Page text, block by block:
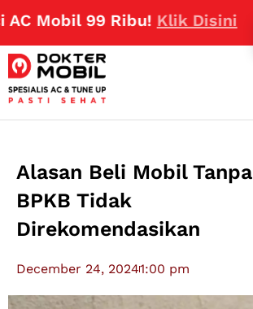
99 Ribu! Klik Disini
Alasan Beli Mobil Tanpa
BPKB Tidak
Direkomendasikan
December 24, 20241:00 pm